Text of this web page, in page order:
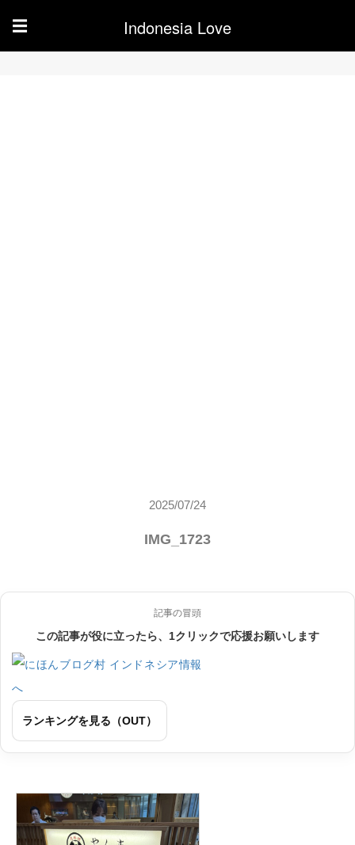
☰ Indonesia Love
2025/07/24
IMG_1723
記事の冒頭
この記事が役に立ったら、1クリックで応援お願いします
ランキングを見る（OUT）